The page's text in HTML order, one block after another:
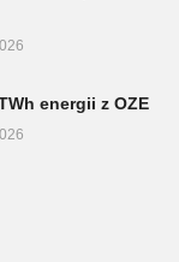
energii z OZE